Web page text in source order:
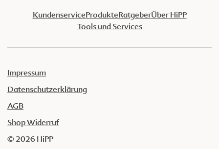
KundenserviceProdukteRatgeberÜber HiPP
Tools und Services
Impressum
Datenschutzerklärung
AGB
Shop Widerruf
© 2026 HiPP